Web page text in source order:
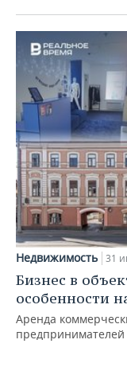
Недвижимость 31
Бизнес в
особенности
Аренда
предпринимателей